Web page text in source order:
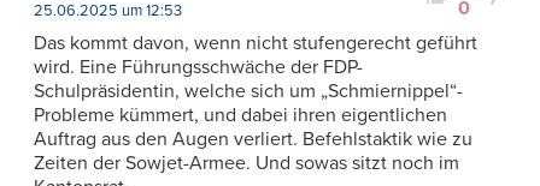
0
25.06.2025 um 12:53
Das kommt davon, wenn nicht stufengerecht geführt
wird. Eine Führungsschwäche der FDP-
Schulpräsidentin, welche sich um „Schmiernippel“-
Probleme kümmert, und dabei ihren eigentlichen
Auftrag aus den Augen verliert. Befehlstaktik wie zu
Zeiten der Sowjet-Armee. Und sowas sitzt noch im